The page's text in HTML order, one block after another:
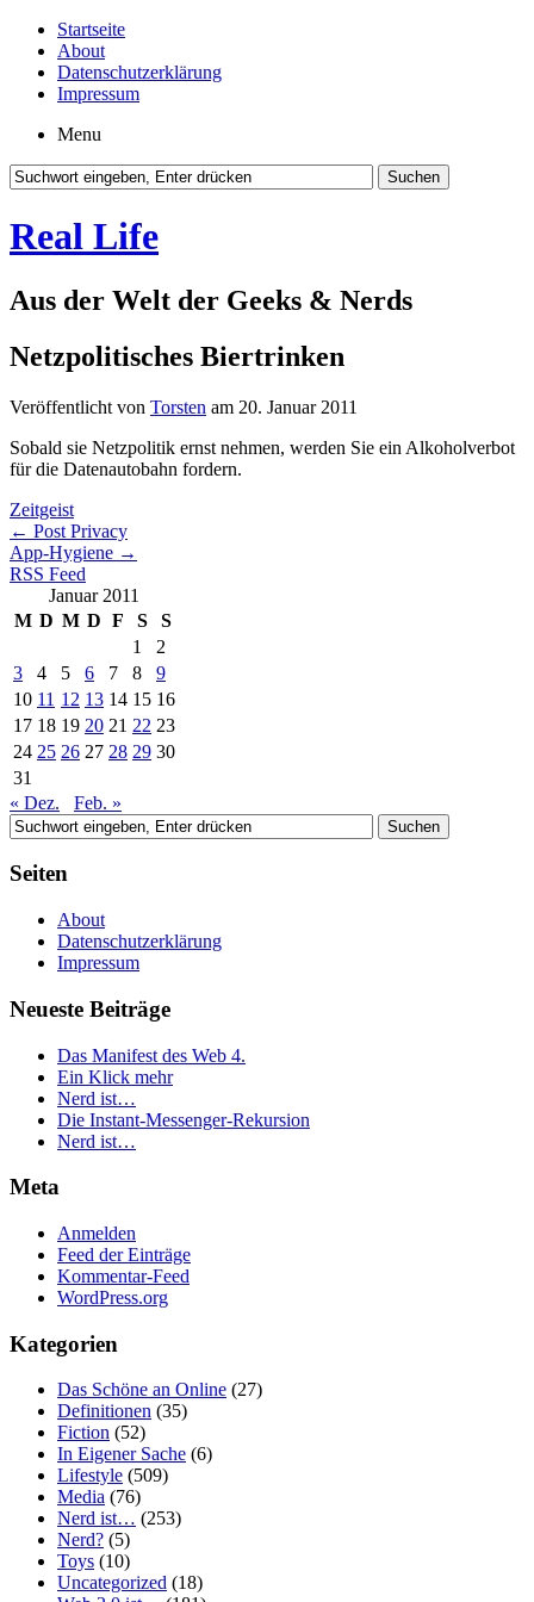
Startseite
About
Datenschutzerklärung
Impressum
Menu
Real Life
Aus der Welt der Geeks & Nerds
Netzpolitisches Biertrinken
Veröffentlicht von Torsten am 20. Januar 2011
Sobald sie Netzpolitik ernst nehmen, werden Sie ein Alkoholverbot
für die Datenautobahn fordern.
Zeitgeist
← Post Privacy
App-Hygiene →
RSS Feed
Januar 2011
M D M D F S
S
1
2
3
4 5 6 7 8
9
10 11 12 13 14 15 16
17 18 19 20 21 22 23
24 25 26 27 28 29 30
31
« Dez.
Feb. »
Seiten
About
Datenschutzerklärung
Impressum
Neueste Beiträge
Das Manifest des Web 4.
Ein Klick mehr
Nerd ist…
Die Instant-Messenger-Rekursion
Nerd ist…
Meta
Anmelden
Feed der Einträge
Kommentar-Feed
WordPress.org
Kategorien
Das Schöne an Online (27)
Definitionen (35)
Fiction (52)
In Eigener Sache (6)
Lifestyle (509)
Media (76)
Nerd ist… (253)
Nerd? (5)
Toys (10)
Uncategorized (18)